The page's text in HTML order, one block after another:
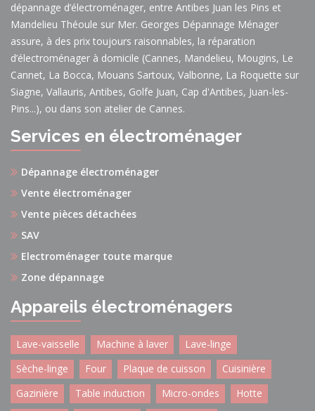
dépannage d’électroménager, entre Antibes Juan les Pins et
Mandelieu Théoule sur Mer. Georges Dépannage Ménager
assure, à des prix toujours raisonnables, la réparation
d’électroménager à domicile (Cannes, Mandelieu, Mougins, Le
Cannet, La Bocca, Mouans Sartoux, Valbonne, La Roquette sur
Siagne, Vallauris, Antibes, Golfe Juan, Cap d'Antibes, Juan-les-
Pins...), ou dans son atelier de Cannes.
Services en électroménager
Dépannage électroménager
Vente électroménager
Vente pièces détachées
SAV
Electroménager toute marque
Zone dépannage
Appareils électroménagers
Lave-vaisselle Machine à laver
Lave-linge
Sèche-linge
Four Plaque de cuisson
Cuisinière
Gazinière
Table induction Micro-ondes Hotte